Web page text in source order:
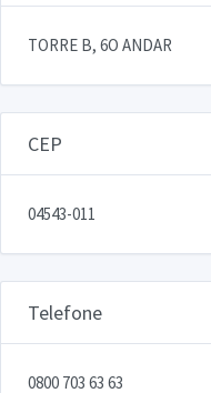
TORRE B, 6O ANDAR
CEP
04543-011
Telefone
0800 703 63 63